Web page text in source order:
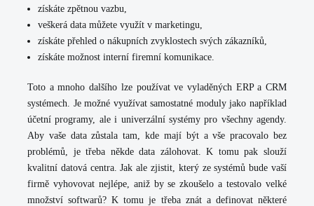
získáte zpětnou vazbu,
veškerá data můžete využít v marketingu,
získáte přehled o nákupních zvyklostech svých zákazníků,
získáte možnost interní firemní komunikace.
Toto a mnoho dalšího lze používat ve vyladěných ERP a CRM
systémech. Je možné využívat samostatné moduly jako například
účetní programy, ale i univerzální systémy pro všechny agendy.
Aby vaše data zůstala tam, kde mají být a vše pracovalo bez
problémů, je třeba někde data zálohovat. K tomu pak slouží
kvalitní datová centra. Jak ale zjistit, který ze systémů bude vaší
firmě vyhovovat nejlépe, aniž by se zkoušelo a testovalo velké
množství softwarů? K tomu je třeba znát a definovat některé